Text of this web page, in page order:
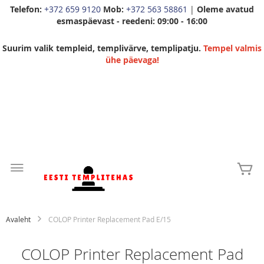
Telefon: +372 659 9120 Mob: +372 563 58861 | Oleme avatud
esmaspäevast - reedeni: 09:00 - 16:00
Suurim valik templeid, templivärve, templipatju. Tempel valmis
ühe päevaga!
Content
Avaleht COLOP Printer Replacement Pad E/15
COLOP Printer Replacement Pad